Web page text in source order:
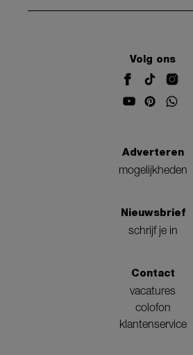
Volg ons
Adverteren
mogelijkheden
Nieuwsbrief
schrijf je in
Contact
vacatures
colofon
klantenservice